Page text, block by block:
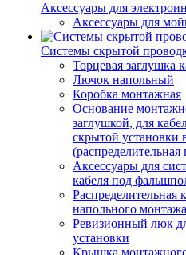
Аксессуары для
Аксессуары для
Системы скрытой
Торцевая заглушка
Лючок напольный
Коробка монтажная
Основание
заглушкой, для
скрытой установки
(распределительная
Аксессуары для
кабеля под
Распределительная
напольного монтажа
Ревизионный люк
установки
Крышка